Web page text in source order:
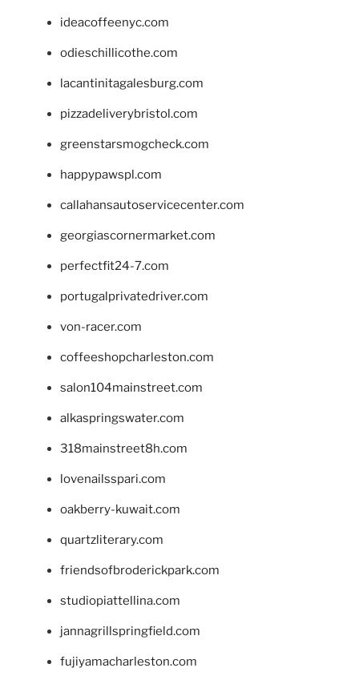
ideacoffeenyc.com
odieschillicothe.com
lacantinitagalesburg.com
pizzadeliverybristol.com
greenstarsmogcheck.com
happypawspl.com
callahansautoservicecenter.com
georgiascornermarket.com
perfectfit24-7.com
portugalprivatedriver.com
von-racer.com
coffeeshopcharleston.com
salon104mainstreet.com
alkaspringswater.com
318mainstreet8h.com
lovenailsspari.com
oakberry-kuwait.com
quartzliterary.com
friendsofbroderickpark.com
studiopiattellina.com
jannagrillspringfield.com
fujiyamacharleston.com